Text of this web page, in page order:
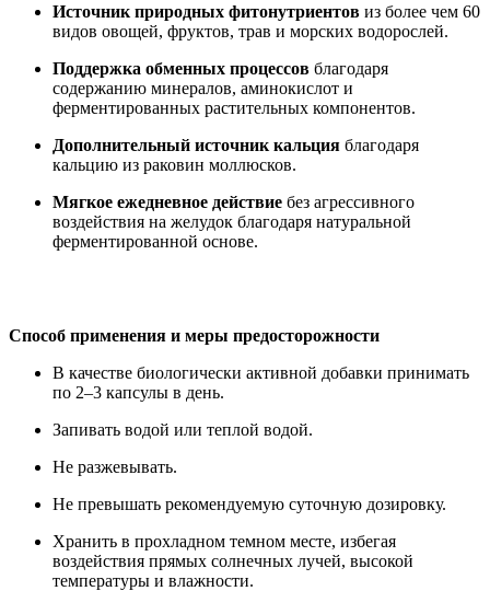
Источник природных фитонутриентов из более чем 60
видов овощей, фруктов, трав и морских водорослей.
Поддержка обменных процессов благодаря
содержанию минералов, аминокислот и
ферментированных растительных компонентов.
Дополнительный источник кальция благодаря
кальцию из раковин моллюсков.
Мягкое ежедневное действие без агрессивного
воздействия на желудок благодаря натуральной
ферментированной основе.
Способ применения и меры предосторожности
В качестве биологически активной добавки принимать
по 2–3 капсулы в день.
Запивать водой или теплой водой.
Не разжевывать.
Не превышать рекомендуемую суточную дозировку.
Хранить в прохладном темном месте, избегая
воздействия прямых солнечных лучей, высокой
температуры и влажности.